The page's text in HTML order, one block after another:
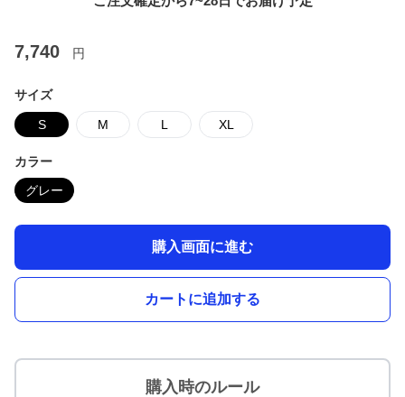
7,740 円
サイズ
S M L XL
カラー
グレー
購入画面に進む
カートに追加する
購入時のルール